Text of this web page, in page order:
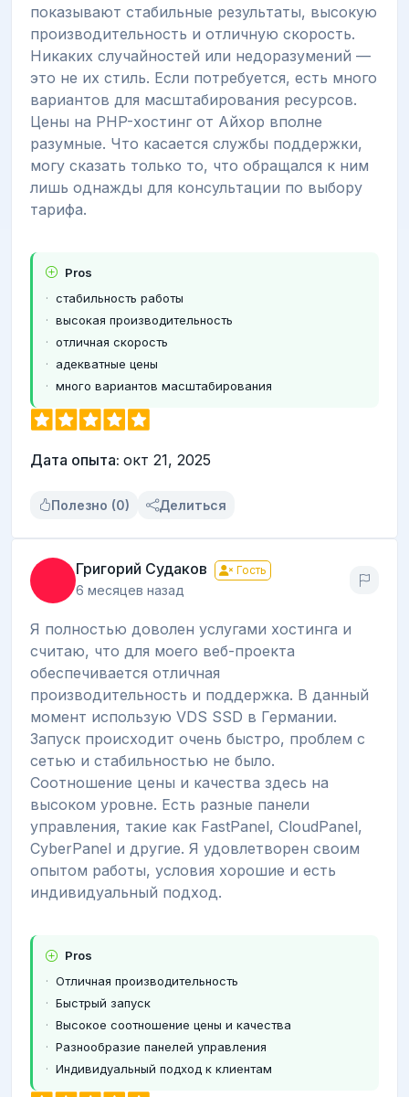
показывают стабильные результаты, высокую
производительность и отличную скорость.
Никаких случайностей или недоразумений —
это не их стиль. Если потребуется, есть много
вариантов для масштабирования ресурсов.
Цены на PHP-хостинг от Айхор вполне
разумные. Что касается службы поддержки,
могу сказать только то, что обращался к ним
лишь однажды для консультации по выбору
тарифа.
Pros
стабильность работы
высокая производительность
отличная скорость
адекватные цены
много вариантов масштабирования
Дата опыта: окт 21, 2025
Полезно (0) Делиться
Григорий Судаков Гость
6 месяцев назад
Я полностью доволен услугами хостинга и
считаю, что для моего веб-проекта
обеспечивается отличная
производительность и поддержка. В данный
момент использую VDS SSD в Германии.
Запуск происходит очень быстро, проблем с
сетью и стабильностью не было.
Соотношение цены и качества здесь на
высоком уровне. Есть разные панели
управления, такие как FastPanel, CloudPanel,
CyberPanel и другие. Я удовлетворен своим
опытом работы, условия хорошие и есть
индивидуальный подход.
Pros
Отличная производительность
Быстрый запуск
Высокое соотношение цены и качества
Разнообразие панелей управления
Индивидуальный подход к клиентам